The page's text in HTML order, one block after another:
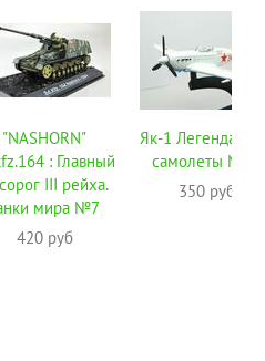
"NASHORN"
: Главный
III рейха.
мира №7
420 руб
Як-1
самолеты №79
350 руб